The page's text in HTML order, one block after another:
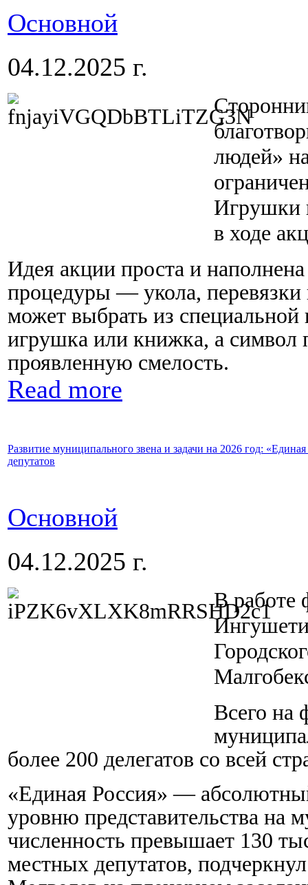
Основной
04.12.2025 г.
людей»
Игрушки
в ходе
Идея акции проста и
процедуры — укола,
может выбрать из
игрушка или книжка, а символ
проявленную смелость.
Read more
Развитие муниципального звена и задачи на 2026 год:
депутатов
Основной
04.12.2025 г.
В работе
Всего на
более 200 делегатов со всей
«Единая Россия» —
уровню представительства
численность превышает 130
местных депутатов,